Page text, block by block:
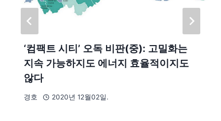
‘컴팩트 시티’ 오독 비판(중): 고밀화는
지속 가능하지도 에너지 효율적이지도
않다
경호 2020년 12월02일.